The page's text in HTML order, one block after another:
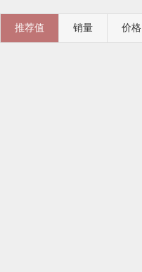
推荐值 销量 价格